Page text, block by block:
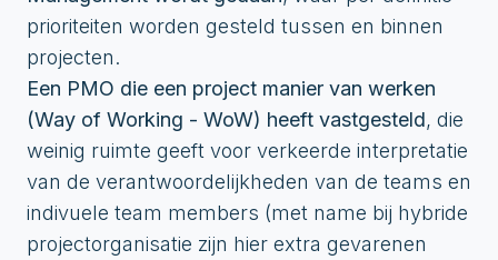
prioriteiten worden gesteld tussen en binnen
projecten.
Een PMO die een project manier van werken
(Way of Working - WoW) heeft vastgesteld, die
weinig ruimte geeft voor verkeerde interpretatie
van de verantwoordelijkheden van de teams en
indivuele team members (met name bij hybride
projectorganisatie zijn hier extra gevarenen